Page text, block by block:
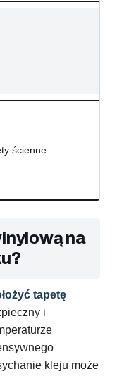
ścienne
na
tapetę
i
kleju może